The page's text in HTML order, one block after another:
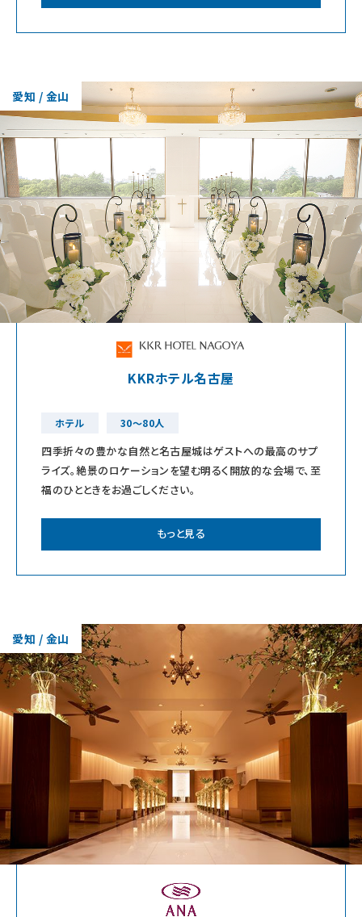
愛知 / 金山
KKRホテル名古屋
ホテル 30～80人
四季折々の豊かな自然と名古屋城はゲストへの最高のサプ
ライズ。絶景のロケーションを望む明るく開放的な会場で、至
福のひとときをお過ごしください。
もっと見る
愛知 / 金山